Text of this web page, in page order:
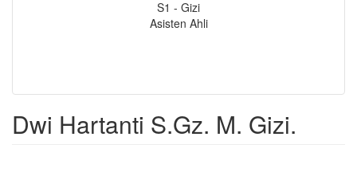
S1 - Gizi
Asisten Ahli
Dwi Hartanti S.Gz. M. Gizi.